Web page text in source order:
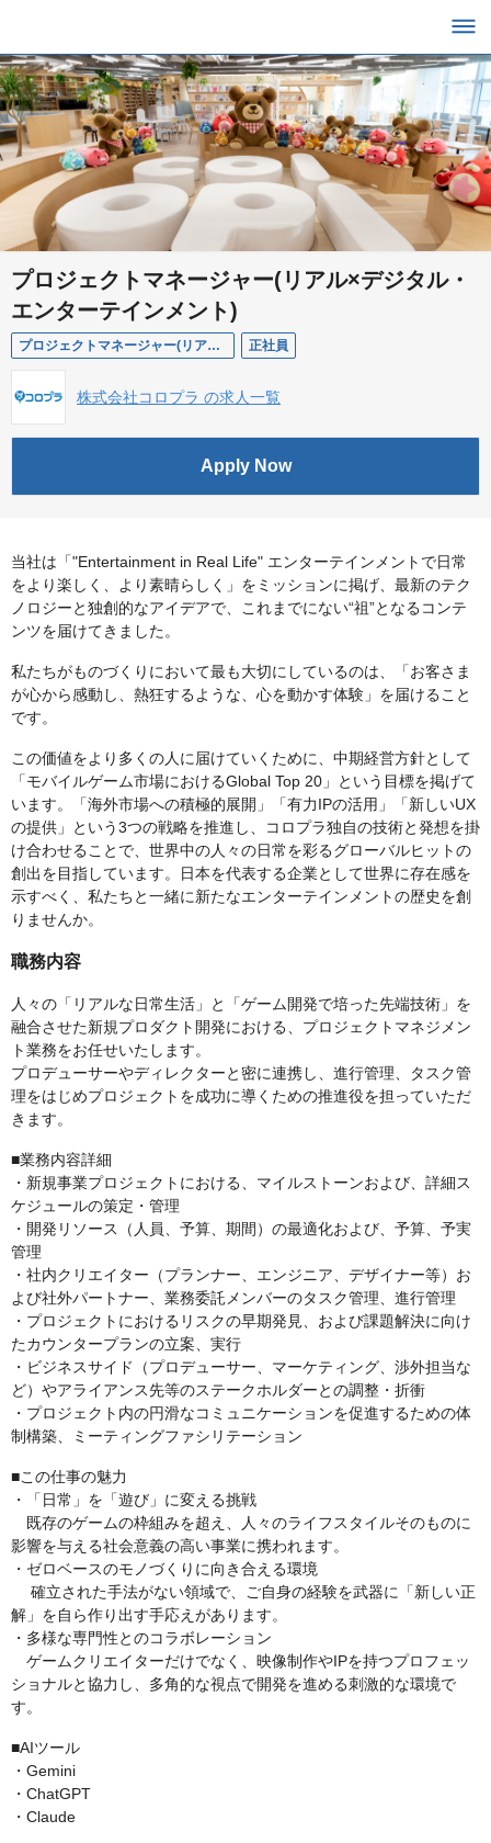
プロジェクトマネージャー(リアル×デジタル・
エンターテインメント)
プロジェクトマネージャー(リアル×デジタル・エンターテインメント) 正社員
株式会社コロプラ の求人一覧
Apply Now
当社は「"Entertainment in Real Life" エンターテインメントで日常
をより楽しく、より素晴らしく」をミッションに掲げ、最新のテク
ノロジーと独創的なアイデアで、これまでにない“祖”となるコンテ
ンツを届けてきました。
私たちがものづくりにおいて最も大切にしているのは、「お客さま
が心から感動し、熱狂するような、心を動かす体験」を届けること
です。
この価値をより多くの人に届けていくために、中期経営方針として
「モバイルゲーム市場におけるGlobal Top 20」という目標を掲げて
います。「海外市場への積極的展開」「有力IPの活用」「新しいUX
の提供」という3つの戦略を推進し、コロプラ独自の技術と発想を掛
け合わせることで、世界中の人々の日常を彩るグローバルヒットの
創出を目指しています。日本を代表する企業として世界に存在感を
示すべく、私たちと一緒に新たなエンターテインメントの歴史を創
りませんか。
職務内容
人々の「リアルな日常生活」と「ゲーム開発で培った先端技術」を
融合させた新規プロダクト開発における、プロジェクトマネジメン
ト業務をお任せいたします。
プロデューサーやディレクターと密に連携し、進行管理、タスク管
理をはじめプロジェクトを成功に導くための推進役を担っていただ
きます。
■業務内容詳細
・新規事業プロジェクトにおける、マイルストーンおよび、詳細ス
ケジュールの策定・管理
・開発リソース（人員、予算、期間）の最適化および、予算、予実
管理
・社内クリエイター（プランナー、エンジニア、デザイナー等）お
よび社外パートナー、業務委託メンバーのタスク管理、進行管理
・プロジェクトにおけるリスクの早期発見、および課題解決に向け
たカウンタープランの立案、実行
・ビジネスサイド（プロデューサー、マーケティング、渉外担当な
ど）やアライアンス先等のステークホルダーとの調整・折衝
・プロジェクト内の円滑なコミュニケーションを促進するための体
制構築、ミーティングファシリテーション
■この仕事の魅力
・「日常」を「遊び」に変える挑戦
既存のゲームの枠組みを超え、人々のライフスタイルそのものに
影響を与える社会意義の高い事業に携われます。
・ゼロベースのモノづくりに向き合える環境
確立された手法がない領域で、ご自身の経験を武器に「新しい正
解」を自ら作り出す手応えがあります。
・多様な専門性とのコラボレーション
ゲームクリエイターだけでなく、映像制作やIPを持つプロフェッ
ショナルと協力し、多角的な視点で開発を進める刺激的な環境で
す。
■AIツール
・Gemini
・ChatGPT
・Claude